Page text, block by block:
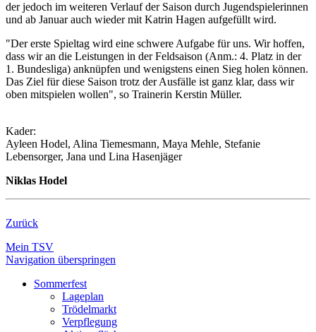
der jedoch im weiteren Verlauf der Saison durch Jugendspielerinnen
und ab Januar auch wieder mit Katrin Hagen aufgefüllt wird.
"Der erste Spieltag wird eine schwere Aufgabe für uns. Wir hoffen,
dass wir an die Leistungen in der Feldsaison (Anm.: 4. Platz in der
1. Bundesliga) anknüpfen und wenigstens einen Sieg holen können.
Das Ziel für diese Saison trotz der Ausfälle ist ganz klar, dass wir
oben mitspielen wollen", so Trainerin Kerstin Müller.
Kader:
Ayleen Hodel, Alina Tiemesmann, Maya Mehle, Stefanie
Lebensorger, Jana und Lina Hasenjäger
Niklas Hodel
Zurück
Mein TSV
Navigation überspringen
Sommerfest
Lageplan
Trödelmarkt
Verpflegung